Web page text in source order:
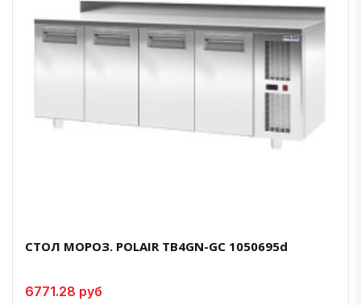
СТОЛ МОРОЗ. POLAIR TB4GN-GC 1050695d
6771.28 руб